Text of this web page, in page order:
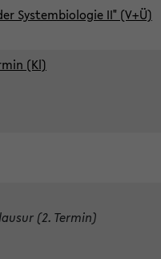
Systembiologie II" (V+Ü)
(Kl)
(2. Termin)